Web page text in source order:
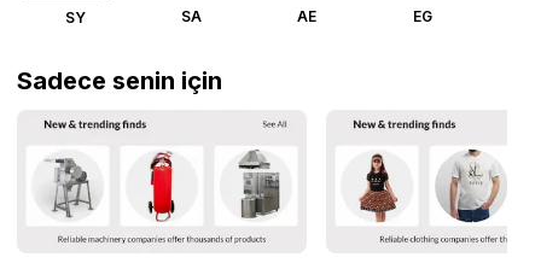
SY SA AE EG
Sadece senin için